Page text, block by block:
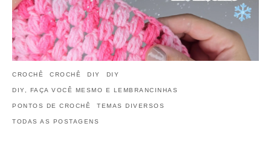
CROCHÊ CROCHÊ DIY DIY
DIY, FAÇA VOCÊ MESMO E LEMBRANCINHAS
PONTOS DE CROCHÊ TEMAS DIVERSOS
TODAS AS POSTAGENS